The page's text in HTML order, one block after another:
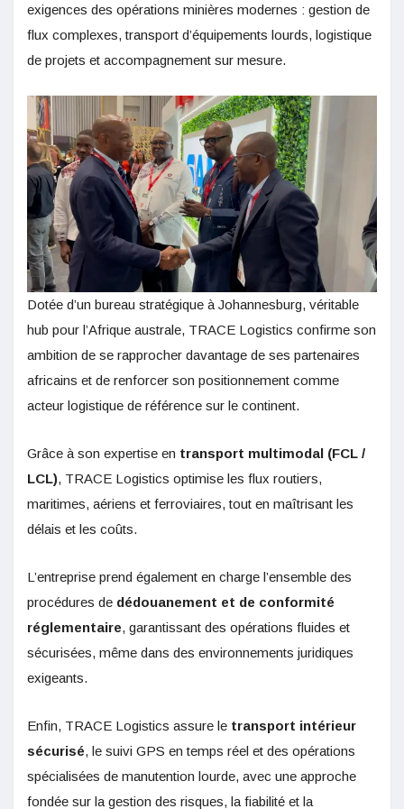
exigences des opérations minières modernes : gestion de
flux complexes, transport d’équipements lourds, logistique
de projets et accompagnement sur mesure.
Dotée d’un bureau stratégique à Johannesburg, véritable
hub pour l’Afrique australe, TRACE Logistics confirme son
ambition de se rapprocher davantage de ses partenaires
africains et de renforcer son positionnement comme
acteur logistique de référence sur le continent.
Grâce à son expertise en transport multimodal (FCL /
LCL), TRACE Logistics optimise les flux routiers,
maritimes, aériens et ferroviaires, tout en maîtrisant les
délais et les coûts.
L’entreprise prend également en charge l’ensemble des
procédures de dédouanement et de conformité
réglementaire, garantissant des opérations fluides et
sécurisées, même dans des environnements juridiques
exigeants.
Enfin, TRACE Logistics assure le transport intérieur
sécurisé, le suivi GPS en temps réel et des opérations
spécialisées de manutention lourde, avec une approche
fondée sur la gestion des risques, la fiabilité et la